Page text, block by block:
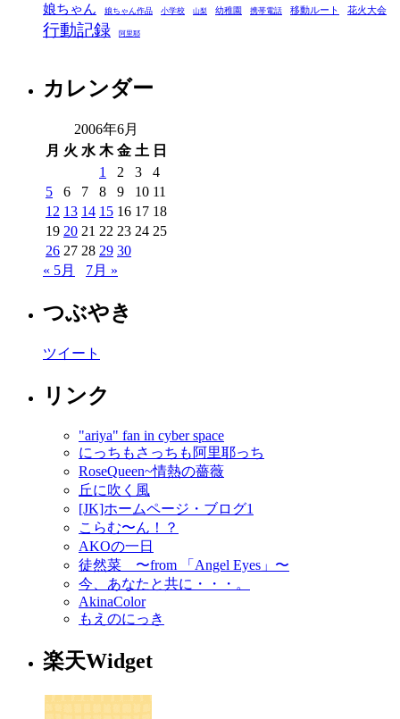
娘ちゃん 娘ちゃん作品 小学校 山梨 幼稚園 携帯電話 移動ルート 花火大会
行動記録 阿里耶
カレンダー
2006年6月
月 火 水 木 金 土 日
1
2 3
4
5
6 7 8 9 10 11
12 13 14 15 16 17 18
19 20 21 22 23 24 25
26 27 28 29 30
« 5月
7月 »
つぶやき
ツイート
リンク
"ariya" fan in cyber space
にっちもさっちも阿里耶っち
RoseQueen~情熱の薔薇
丘に吹く風
[JK]ホームページ・ブログ1
こらむ〜ん！？
AKOの一日
徒然菜 〜from 「Angel Eyes」〜
今、あなたと共に・・・。
AkinaColor
もえのにっき
楽天Widget